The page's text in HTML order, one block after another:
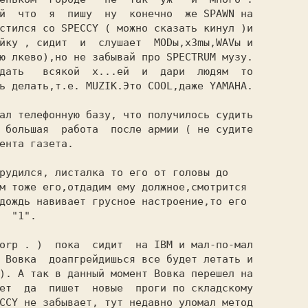
что  я  пишу  ну  конечно  же SPAWN на
со SPECCY ( можно сказать кинул )и
, сидит  и  слушает  MODы,x3mы,WAVы и
лкево),но не забывай про SPECTRUM музу.
всякой  х...ей  и  дари  людям  то
делать,т.е. MUZIK.Это COOL,даже YAMAHA.
телефонную базу, что получилось судить
работа  после армии ( не судите
газета.
листалка то его от головы до
тоже его,отдадим ему должное,смотрится
навивает грусное настроение,то его
"1".
. )  пока  сидит  на IBM и мал-по-мал
доапгрейдишься все будет летать и
А так в данный момент Вовка перешел на
да  пишет  новые  проги по складскому
не забывает, тут недавно уломал метод